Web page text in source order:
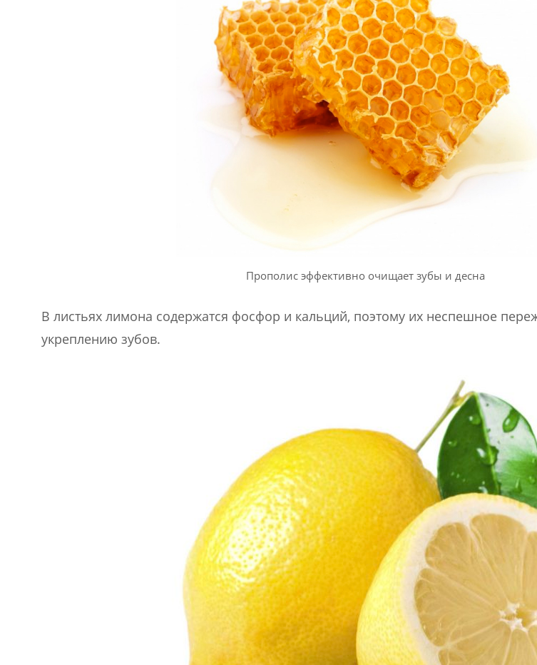
Прополис эффективно очищает зубы и десна
В листьях лимона содержатся фосфор и кальций, поэтому их неспешное
укреплению зубов.